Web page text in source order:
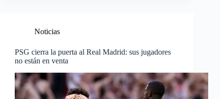
Noticias
PSG cierra la puerta al Real Madrid: sus jugadores
no están en venta